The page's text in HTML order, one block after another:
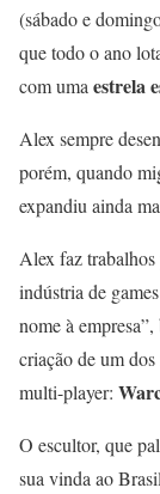
(sábado e
que todo o ano
com umaestrela
Alex sempre
porém, quando
expandiu ainda
Alex faz trabalhos
indústria de
nome à
criação de um
multi-player:
O escultor, que
sua vinda ao